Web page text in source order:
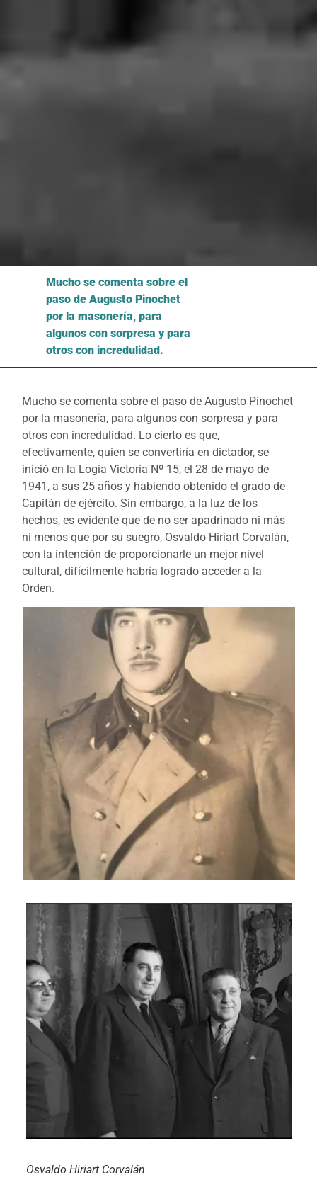
Mucho se comenta sobre el
paso de Augusto Pinochet
por la masonería, para
algunos con sorpresa y para
otros con incredulidad.
Mucho se comenta sobre el paso de Augusto Pinochet
por la masonería, para algunos con sorpresa y para
otros con incredulidad. Lo cierto es que,
efectivamente, quien se convertiría en dictador, se
inició en la Logia Victoria Nº 15, el 28 de mayo de
1941, a sus 25 años y habiendo obtenido el grado de
Capitán de ejército. Sin embargo, a la luz de los
hechos, es evidente que de no ser apadrinado ni más
ni menos que por su suegro, Osvaldo Hiriart Corvalán,
con la intención de proporcionarle un mejor nivel
cultural, difícilmente habría logrado acceder a la
Orden.
Osvaldo Hiriart Corvalán